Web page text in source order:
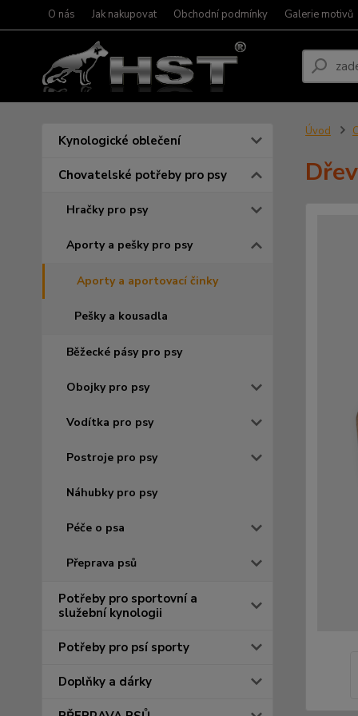
O nás Jak nakupovat Obchodní podmínky Galerie motivů
Kynologické oblečení
Chovatelské potřeby pro psy
Hračky pro psy
Aporty a pešky pro psy
Aporty a aportovací činky
Pešky a kousadla
Běžecké pásy pro psy
Obojky pro psy
Vodítka pro psy
Postroje pro psy
Náhubky pro psy
Péče o psa
Přeprava psů
Potřeby pro sportovní a
služební kynologii
Potřeby pro psí sporty
Doplňky a dárky
Úvod